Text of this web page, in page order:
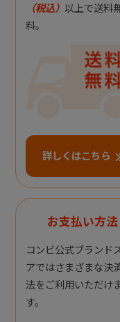
（税込） 以上で送料
料。
詳しくはこちら
お支払い方法
コンビ公式ブランド
アではさまざまな決
法をご利用いただけ
す。